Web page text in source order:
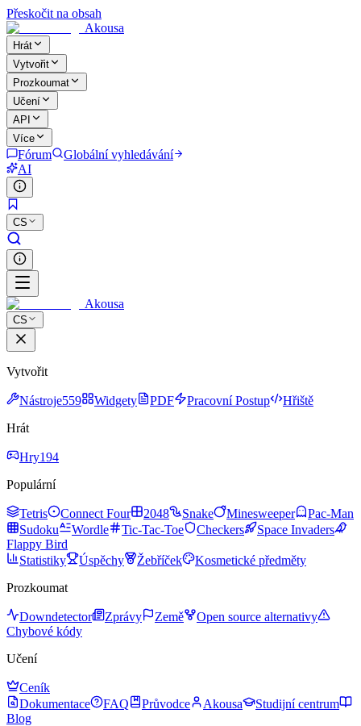
Přeskočit na obsah
Akousa
Hrát
Vytvořit
Prozkoumat
Učení
API
Více
Fórum
Globální vyhledávání
AI
CS
Akousa
CS
Vytvořit
Nástroje559 Widgety PDF Pracovní Postup
Hřiště
Hrát
Hry194
Populární
Tetris Connect Four 2048 Snake Minesweeper
Pac-Man
Sudoku
Wordle Tic-Tac-Toe Checkers
Space Invaders
Flappy Bird
Statistiky
Úspěchy Žebříček
Kosmetické předměty
Prozkoumat
Downdetector Zprávy Země
Open source alternativy
Chybové kódy
Učení
Ceník
Dokumentace
FAQ Průvodce Akousa
Studijní centrum
Blog